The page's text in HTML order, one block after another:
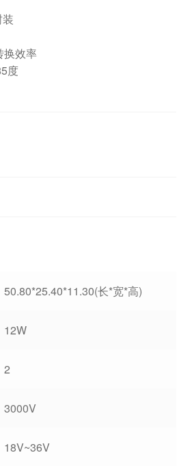
换效率
度
50.80*25.40*11.30(长*宽*高)
12W
2
3000V
18V~36V